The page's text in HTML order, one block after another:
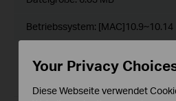
Betriebssystem: [MAC]10.9~10.14
Modifications and Bug Fixes:
1. For Mac 10.9~10.14.
Your Privacy
Diese Webseite verwendet